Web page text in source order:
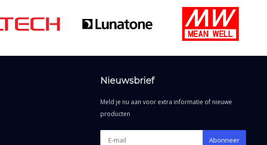
Nieuwsbrief
Meld je nu aan voor extra informatie of nieuwe
producten
Abonneer